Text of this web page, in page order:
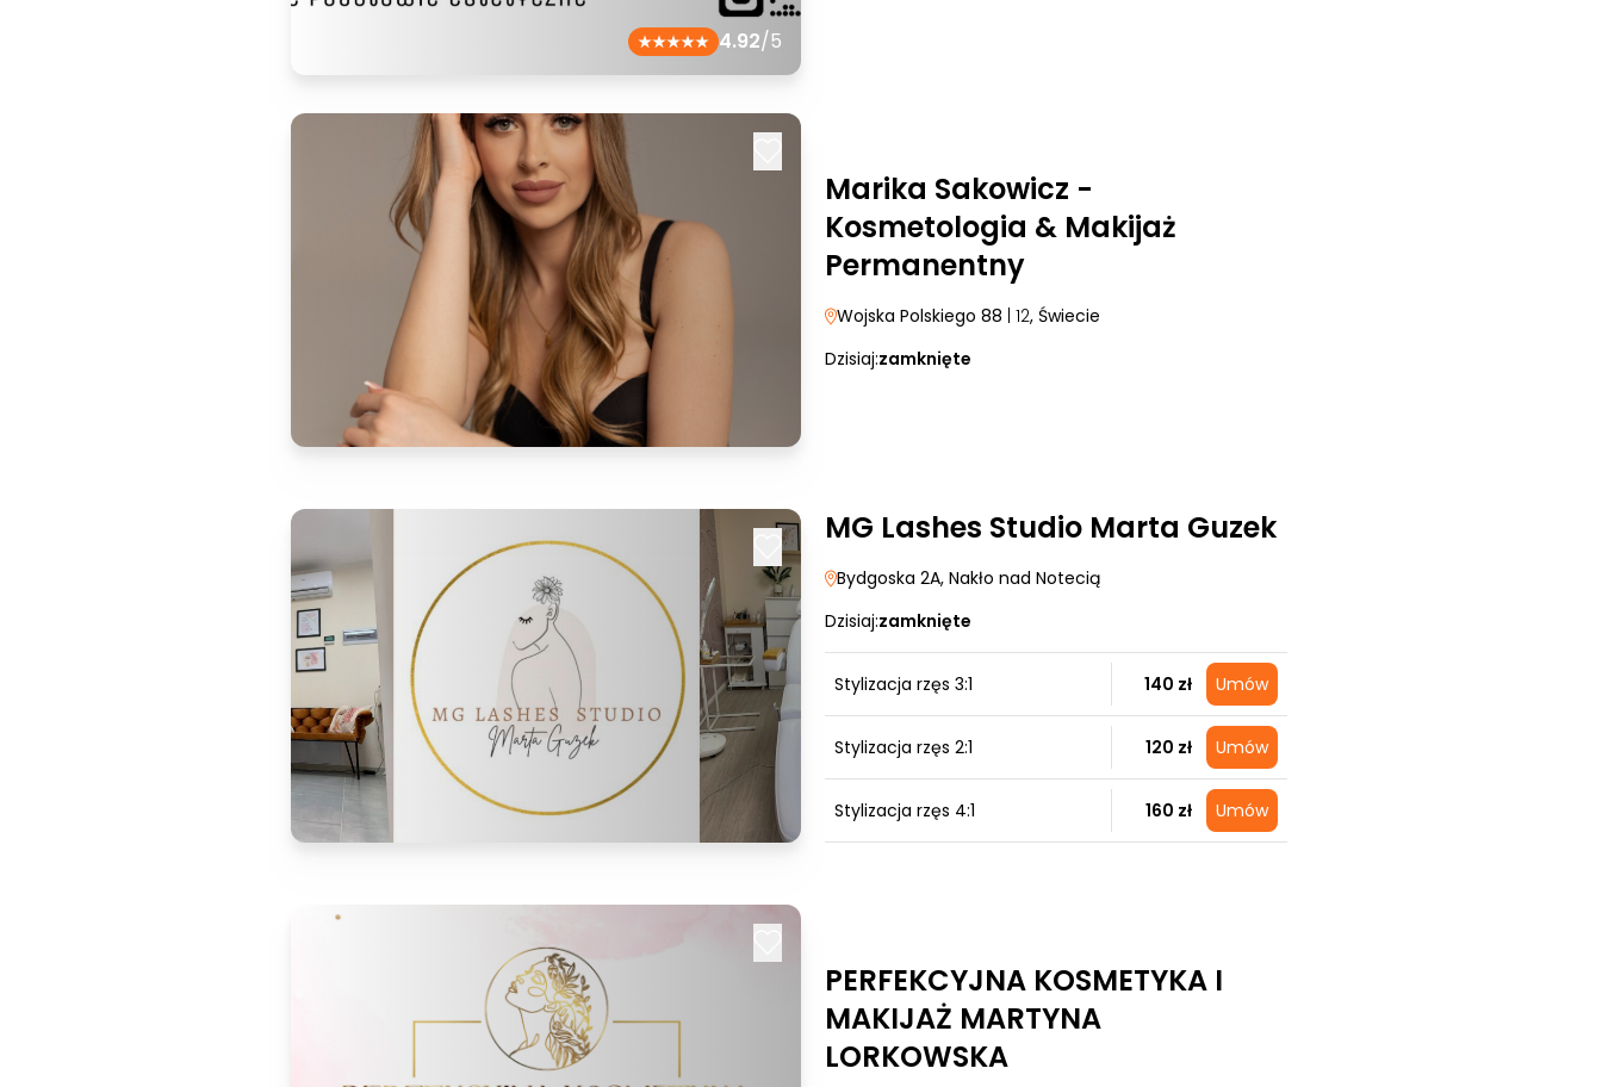
4.92/5
Marika Sakowicz -
Kosmetologia & Makijaż
Permanentny
Wojska Polskiego 88 | 12, Świecie
Dzisiaj:zamknięte
MG Lashes Studio Marta Guzek
Bydgoska 2A, Nakło nad Notecią
Dzisiaj:zamknięte
Stylizacja rzęs 3:1 140 zł Umów
Stylizacja rzęs 2:1 120 zł Umów
Stylizacja rzęs 4:1 160 zł Umów
PERFEKCYJNA KOSMETYKA I
MAKIJAŻ MARTYNA
LORKOWSKA